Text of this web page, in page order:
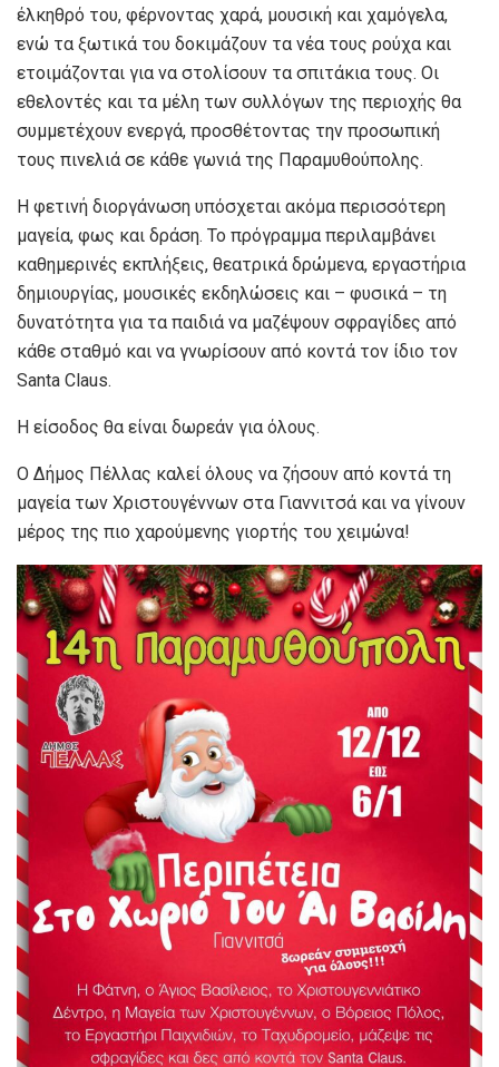
έλκηθρό του, φέρνοντας χαρά, μουσική και χαμόγελα,
ενώ τα ξωτικά του δοκιμάζουν τα νέα τους ρούχα και
ετοιμάζονται για να στολίσουν τα σπιτάκια τους. Οι
εθελοντές και τα μέλη των συλλόγων της περιοχής θα
συμμετέχουν ενεργά, προσθέτοντας την προσωπική
τους πινελιά σε κάθε γωνιά της Παραμυθούπολης.
Η φετινή διοργάνωση υπόσχεται ακόμα περισσότερη
μαγεία, φως και δράση. Το πρόγραμμα περιλαμβάνει
καθημερινές εκπλήξεις, θεατρικά δρώμενα, εργαστήρια
δημιουργίας, μουσικές εκδηλώσεις και – φυσικά – τη
δυνατότητα για τα παιδιά να μαζέψουν σφραγίδες από
κάθε σταθμό και να γνωρίσουν από κοντά τον ίδιο τον
Santa Claus.
Η είσοδος θα είναι δωρεάν για όλους.
Ο Δήμος Πέλλας καλεί όλους να ζήσουν από κοντά τη
μαγεία των Χριστουγέννων στα Γιαννιτσά και να γίνουν
μέρος της πιο χαρούμενης γιορτής του χειμώνα!